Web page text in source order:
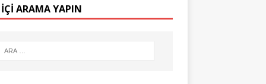
IÇI ARAMA YAPIN